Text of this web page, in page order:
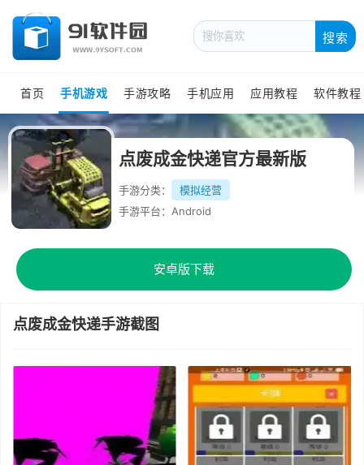
搜索
首页 手机游戏 手游攻略 手机应用 应用教程 软件教程
点废成金快递官方最新版
手游分类：
模拟经营
手游平台：Android
安卓版下载
点废成金快递手游截图